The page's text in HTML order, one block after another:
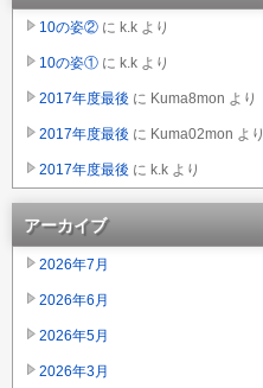
10の姿② に k.k より
10の姿① に k.k より
2017年度最後 に Kuma8mon より
2017年度最後 に Kuma02mon より
2017年度最後 に k.k より
アーカイブ
2026年7月
2026年6月
2026年5月
2026年3月